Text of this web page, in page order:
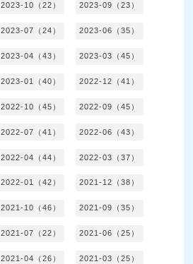
2023-10（22） 2023-09（23）
2023-07（24） 2023-06（35）
2023-04（43） 2023-03（45）
2023-01（40） 2022-12（41）
2022-10（45） 2022-09（45）
2022-07（41） 2022-06（43）
2022-04（44） 2022-03（37）
2022-01（42） 2021-12（38）
2021-10（46） 2021-09（35）
2021-07（22） 2021-06（25）
2021-04（26） 2021-03（25）